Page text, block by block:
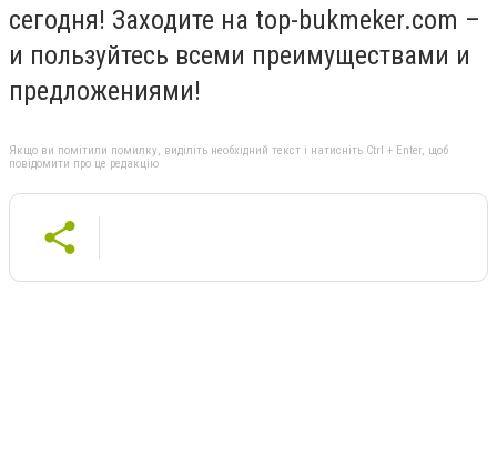
сегодня! Заходите на top-bukmeker.com –
и пользуйтесь всеми преимуществами и
предложениями!
Якщо ви помітили помилку, виділіть необхідний текст і натисніть Ctrl + Enter, щоб
повідомити про це редакцію